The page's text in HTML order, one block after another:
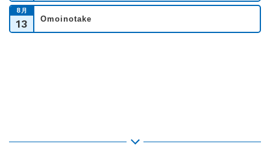
8月
13 Omoinotake